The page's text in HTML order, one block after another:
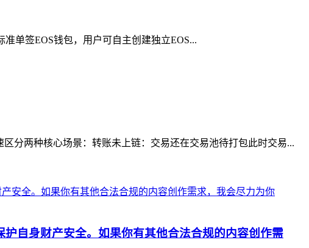
单签EOS钱包，用户可自主创建独立EOS...
分两种核心场景：转账未上链：交易还在交易池待打包此时交易...
自身财产安全。如果你有其他合法合规的内容创作需